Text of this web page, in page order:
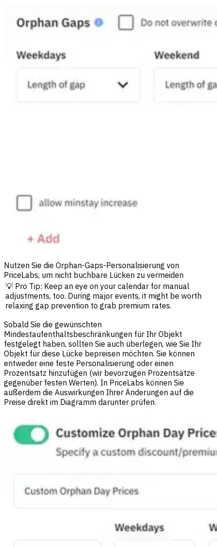
Nutzen Sie die Orphan-Gaps-Personalisierung von
PriceLabs, um nicht buchbare Lücken zu vermeiden
💡 Pro Tip: Keep an eye on your calendar for manual
adjustments, too. During major events, it might be worth
relaxing gap prevention to grab premium rates.
Sobald Sie die gewünschten
Mindestaufenthaltsbeschränkungen für Ihr Objekt
festgelegt haben, sollten Sie auch überlegen, wie Sie Ihr
Objekt für diese Lücke bepreisen möchten. Sie können
entweder eine feste Personalisierung oder einen
Prozentsatz hinzufügen (wir bevorzugen Prozentsätze
gegenüber festen Werten). In PriceLabs können Sie
außerdem die Auswirkungen Ihrer Änderungen auf die
Preise direkt im Diagramm darunter prüfen.